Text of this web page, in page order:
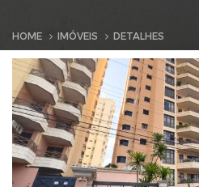
HOME IMÓVEIS DETALHES